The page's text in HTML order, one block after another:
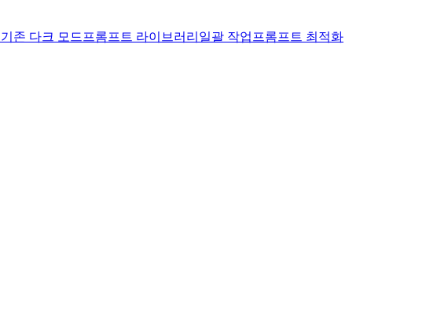
기존 다크 모드 프롬프트 라이브러리 일괄 작업 프롬프트 최적화